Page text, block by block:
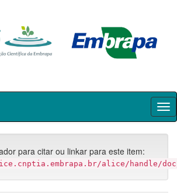
para citar ou linkar para este item:
alice/handle/